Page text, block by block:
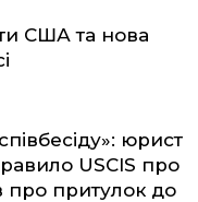
США та нова
юрист
USCIS про
про притулок до